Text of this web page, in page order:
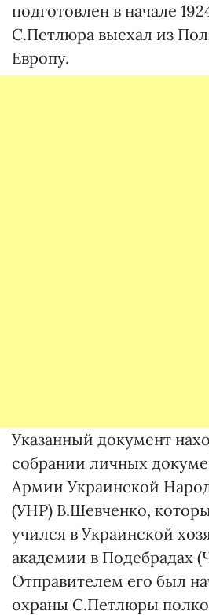
подготовлен в начале
С.Петлюра выехал из
Европу.
Указанный документ
собрании личных
Армии Украинской
(УНР) В.Шевченко,
учился в Украинской
академии в Подебрадах
Отправителем его был
охраны С.Петлюры